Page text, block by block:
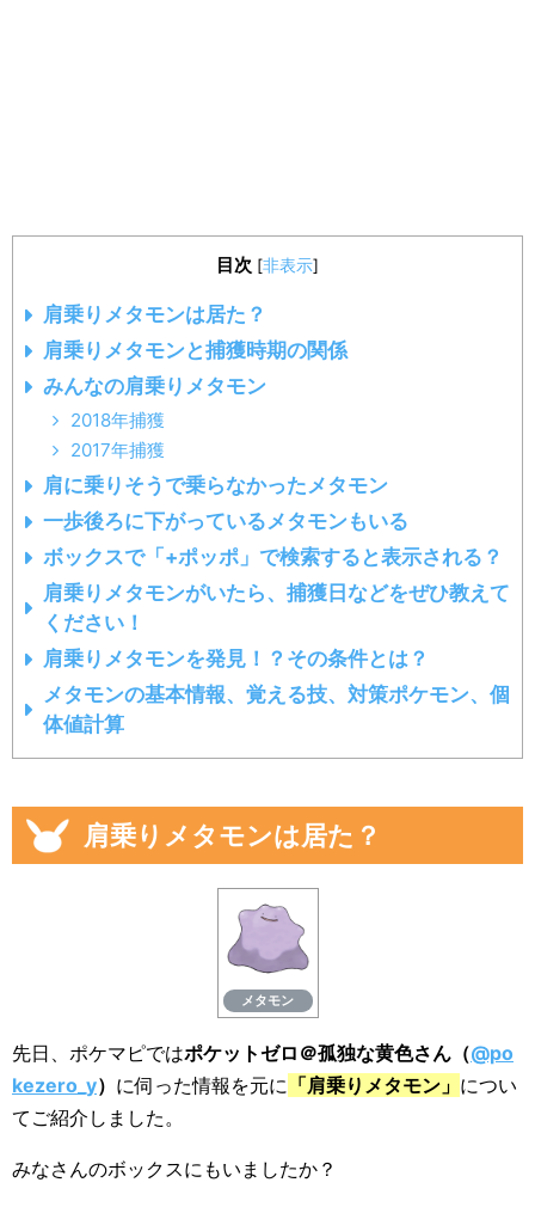
目次 [非表示]
肩乗りメタモンは居た？
肩乗りメタモンと捕獲時期の関係
みんなの肩乗りメタモン
2018年捕獲
2017年捕獲
肩に乗りそうで乗らなかったメタモン
一歩後ろに下がっているメタモンもいる
ボックスで「+ポッポ」で検索すると表示される？
肩乗りメタモンがいたら、捕獲日などをぜひ教えて
ください！
肩乗りメタモンを発見！？その条件とは？
メタモンの基本情報、覚える技、対策ポケモン、個
体値計算
肩乗りメタモンは居た？
メタモン
先日、ポケマピではポケットゼロ＠孤独な黄色さん（@po
kezero_y） に伺った情報を元に 「肩乗りメタモン」 につい
てご紹介しました。
みなさんのボックスにもいましたか？